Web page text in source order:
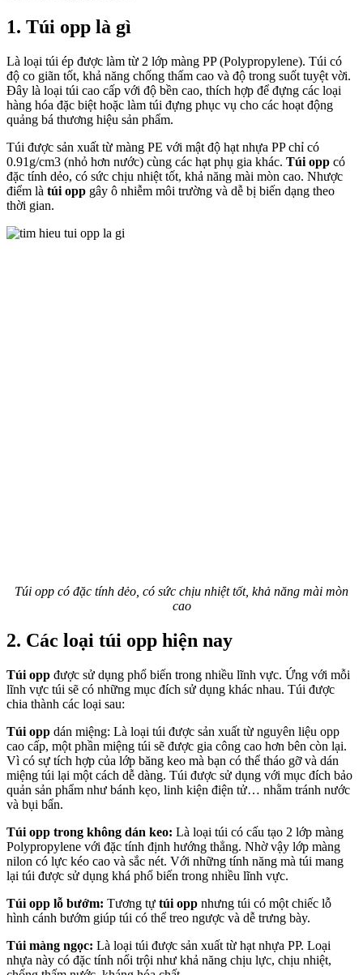
1. Túi opp là gì
Là loại túi ép được làm từ 2 lớp màng PP (Polypropylene). Túi có
độ co giãn tốt, khả năng chống thấm cao và độ trong suốt tuyệt vời.
Đây là loại túi cao cấp với độ bền cao, thích hợp để đựng các loại
hàng hóa đặc biệt hoặc làm túi đựng phục vụ cho các hoạt động
quảng bá thương hiệu sản phẩm.
Túi được sản xuất từ màng PE với mật độ hạt nhựa PP chỉ có
0.91g/cm3 (nhỏ hơn nước) cùng các hạt phụ gia khác. Túi opp có
đặc tính dẻo, có sức chịu nhiệt tốt, khả năng mài mòn cao. Nhược
điểm là túi opp gây ô nhiễm môi trường và dễ bị biến dạng theo
thời gian.
Túi opp có đặc tính dẻo, có sức chịu nhiệt tốt, khả năng mài mòn
cao
2. Các loại túi opp hiện nay
Túi opp được sử dụng phổ biến trong nhiều lĩnh vực. Ứng với mỗi
lĩnh vực túi sẽ có những mục đích sử dụng khác nhau. Túi được
chia thành các loại sau:
Túi opp dán miệng: Là loại túi được sản xuất từ nguyên liệu opp
cao cấp, một phần miệng túi sẽ được gia công cao hơn bên còn lại.
Vì có sự tích hợp của lớp băng keo mà bạn có thể tháo gỡ và dán
miệng túi lại một cách dễ dàng. Túi được sử dụng với mục đích bảo
quản sản phẩm như bánh kẹo, linh kiện điện tử… nhằm tránh nước
và bụi bẩn.
Túi opp trong không dán keo: Là loại túi có cấu tạo 2 lớp màng
Polypropylene với đặc tính định hướng thẳng. Nhờ vậy lớp màng
nilon có lực kéo cao và sắc nét. Với những tính năng mà túi mang
lại túi được sử dụng khá phổ biến trong nhiều lĩnh vực.
Túi opp lỗ bướm: Tương tự túi opp nhưng túi có một chiếc lỗ
hình cánh bướm giúp túi có thể treo ngược và dễ trưng bày.
Túi màng ngọc: Là loại túi được sản xuất từ hạt nhựa PP. Loại
nhựa này có đặc tính nổi trội như khả năng chịu lực, chịu nhiệt,